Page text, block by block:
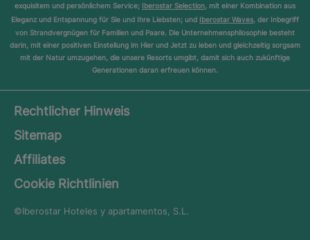
exquisitem und persönlichem Service; Iberostar Selection, mit einer Kombination aus
Eleganz und Entspannung für Sie und Ihre Liebsten; und Iberostar Waves, der Inbegriff
von Strandvergnügen für Familien und Paare. Die Unternehmensphilosophie besteht
darin, mit einer positiven Einstellung im Hier und Jetzt zu leben und gleichzeitig sorgsam
mit der Natur umzugehen, die unsere Resorts umgibt, damit sich auch zukünftige
Generationen daran erfreuen können.
Rechtlicher Hinweis
Sitemap
Affiliates
Cookie Richtlinien
©Iberostar Hoteles y apartamentos, S.L.